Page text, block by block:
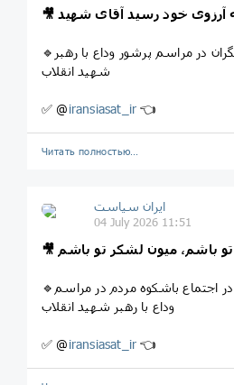
به آرزوی خود رسید آقای شهید
🔹مداحی صادق آهنگران در مراسم پرشور وداع با رهبر
شهید انقلاب
✅ @iransiasat_ir 👈
Читать полностью…
ایران سیاست
04 July 2026 11:51
تو باشم، میون لشکر تو باشم
🔹مداحی امیر عباسی در اجتماع باشکوه مردم در مراسم
وداع با رهبر شهید انقلاب
✅ @iransiasat_ir 👈